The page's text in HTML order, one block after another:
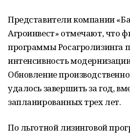
Представители компании
Агроинвест» отмечают, что
программы Росагролизинга
интенсивность
Обновление
удалось завершить за год,
запланированных трех лет.
По льготной лизинговой